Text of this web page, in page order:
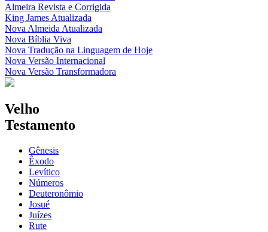
Almeira Revista e Corrigida
King James Atualizada
Nova Almeida Atualizada
Nova Bíblia Viva
Nova Tradução na Linguagem de Hoje
Nova Versão Internacional
Nova Versão Transformadora
Velho
Testamento
Gênesis
Êxodo
Levítico
Números
Deuteronômio
Josué
Juízes
Rute